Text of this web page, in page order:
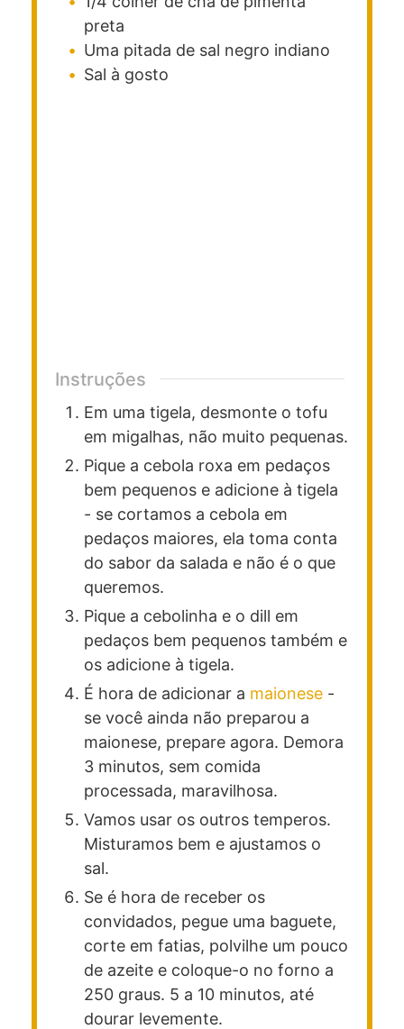
preta
Uma pitada de sal negro indiano
Sal à gosto
Instruções
Em uma tigela, desmonte o tofu
em migalhas, não muito pequenas.
Pique a cebola roxa em pedaços
bem pequenos e adicione à tigela
- se cortamos a cebola em
pedaços maiores, ela toma conta
do sabor da salada e não é o que
queremos.
Pique a cebolinha e o dill em
pedaços bem pequenos também e
os adicione à tigela.
É hora de adicionar a maionese -
se você ainda não preparou a
maionese, prepare agora. Demora
3 minutos, sem comida
processada, maravilhosa.
Vamos usar os outros temperos.
Misturamos bem e ajustamos o
sal.
Se é hora de receber os
convidados, pegue uma baguete,
corte em fatias, polvilhe um pouco
de azeite e coloque-o no forno a
250 graus. 5 a 10 minutos, até
dourar levemente.